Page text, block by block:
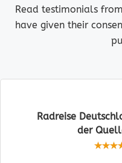
Read testimonials
have given their
Radreise
der